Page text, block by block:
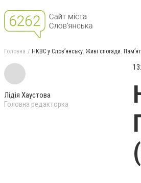
Головна НКВС у Слов’янську. Живі спогади.
Лідія Хаустова
Головна редакторка